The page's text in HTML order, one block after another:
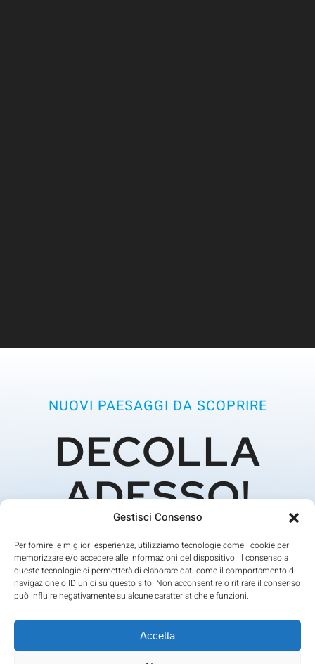
Gestisci Consenso
Per fornire le migliori esperienze, utilizziamo tecnologie come i cookie per
memorizzare e/o accedere alle informazioni del dispositivo. Il consenso a
queste tecnologie ci permetterà di elaborare dati come il comportamento di
navigazione o ID unici su questo sito. Non acconsentire o ritirare il consenso
può influire negativamente su alcune caratteristiche e funzioni.
Accetta
NUOVI PAESAGGI DA SCOPRIRE
DECOLLA
ADESSO!
Sia che siate appassionati piloti o semplicemente
curiosi di vivere il fascino del volo, l’Aviosuperficie di
Grumento Nova è pronta ad accogliervi. Venite a
CONTATTACI